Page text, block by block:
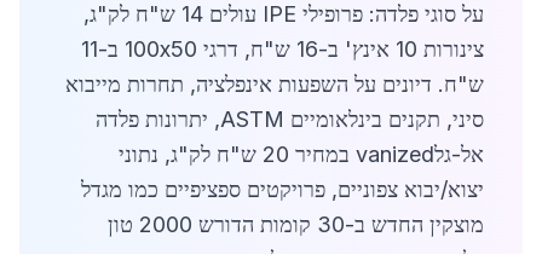
על סוגי פלדה: פרופילי IPE עולים 14 ש"ח לק"ג,
צינורות 10 אינץ' ב-16 ש"ח, דרגי 100x50 ב-11
ש"ח. דיונים על השפעות אינפלציה, תחרות מייבוא
סיני, תקנים בינלאומיים ASTM, יתרונות פלדה
אל-גלvanized במחיר 20 ש"ח לק"ג, נתוני
יצוא/יבוא צפוניים, פרויקטים ספציפיים כמו מגדל
מוצקין החדש ב-30 קומות הדורש 2000 טון